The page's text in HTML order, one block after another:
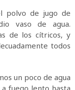
polvo de jugo de
vaso de agua.
de los cítricos, y
todos
un poco de agua